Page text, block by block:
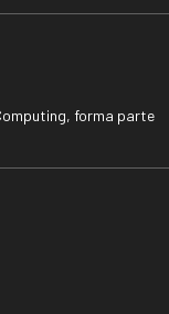
forma parte